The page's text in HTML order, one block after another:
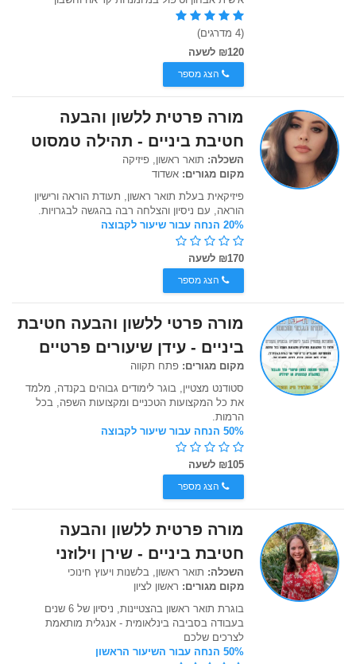
(4 מדרגים)
₪120 לשעה
הצג מספר
מורה פרטית ללשון והבעה
חטיבת ביניים - תהילה טמסוט
השכלה: תואר ראשון, פיזיקה
מקום מגורים: אשדוד
פיזיקאית בעלת תואר ראשון, תעודת הוראה ורישיון
הוראה, עם ניסיון והצלחה רבה בהגשה לבגרויות.
20% הנחה עבור שיעור לקבוצה
₪170 לשעה
הצג מספר
מורה פרטי ללשון והבעה חטיבת
ביניים - עידן שיעורים פרטיים
מקום מגורים: פתח תקווה
סטודנט מצטיין, בוגר לימודים גבוהים בקנדה, מלמד
את כל המקצועות הטכניים ומקצועות השפה, בכל
הרמות.
50% הנחה עבור שיעור לקבוצה
₪105 לשעה
הצג מספר
מורה פרטית ללשון והבעה
חטיבת ביניים - שירן וילוזני
השכלה: תואר ראשון, בלשנות ויעוץ חינוכי
מקום מגורים: ראשון לציון
בוגרת תואר ראשון בהצטיינות, ניסיון של 6 שנים
בעבודה בסביבה בינלאומית - אנגלית מותאמת
לצרכים שלכם
50% הנחה עבור השיעור הראשון